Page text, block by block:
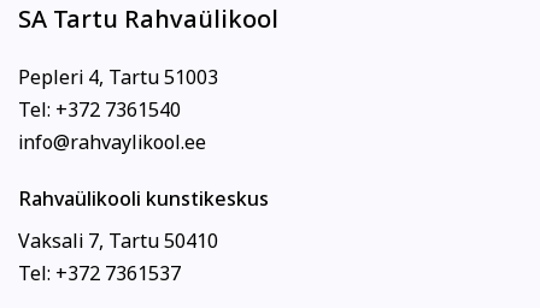
SA Tartu Rahvaülikool
Pepleri 4, Tartu 51003
Tel: +372 7361540
info@rahvaylikool.ee
Rahvaülikooli kunstikeskus
Vaksali 7, Tartu 50410
Tel: +372 7361537